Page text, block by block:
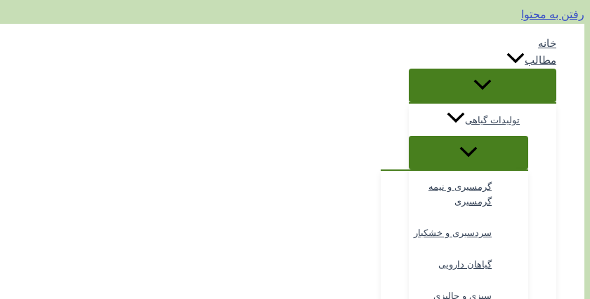
رفتن به محتوا
خانه
مطالب
تولیدات گیاهی
گرمسیری و نیمه
گرمسیری
سردسیری و خشکبار
گیاهان دارویی
سبزی و جالیزی